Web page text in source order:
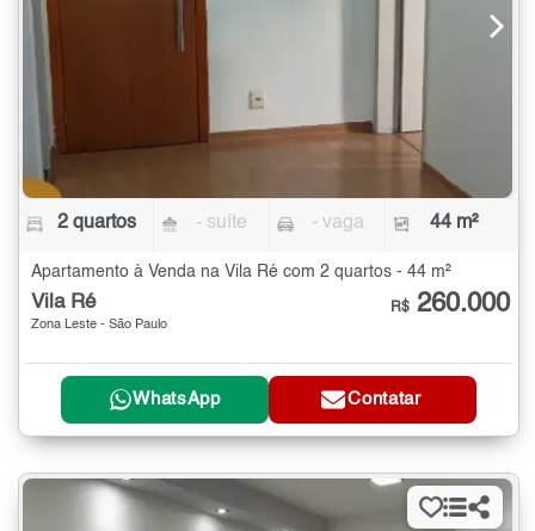
2 quartos - suíte - vaga 44 m²
Apartamento à Venda na Vila Ré com 2 quartos - 44 m²
Vila Ré
Zona Leste - São Paulo
R$ 260.000
WhatsApp Contatar